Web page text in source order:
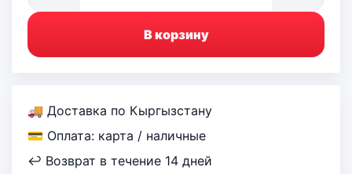
В корзину
🚚 Доставка по Кыргызстану
💳 Оплата: карта / наличные
↩ Возврат в течение 14 дней